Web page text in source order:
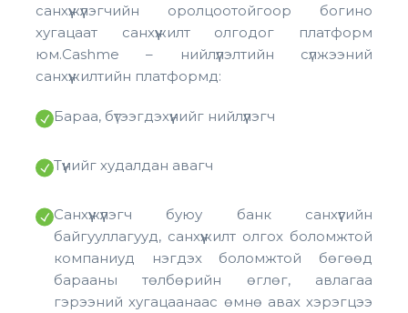
санхүүжүүлэгчийн оролцоотойгоор богино
хугацаат санхүүжилт олгодог платформ
юм.Cashme – нийлүүлэлтийн сүлжээний
санхүүжилтийн платформд:
Бараа, бүтээгдэхүүнийг нийлүүлэгч
Түүнийг худалдан авагч
Санхүүжүүлэгч буюу банк санхүүгийн
байгууллагууд, санхүүжилт олгох боломжтой
компаниуд нэгдэх боломжтой бөгөөд
барааны төлбөрийн өглөг, авлагаа
гэрээний хугацаанаас өмнө авах хэрэгцээ